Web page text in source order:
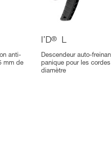
anti-
mm de
I’D® L
Descendeur auto-
panique pour les
diamètre